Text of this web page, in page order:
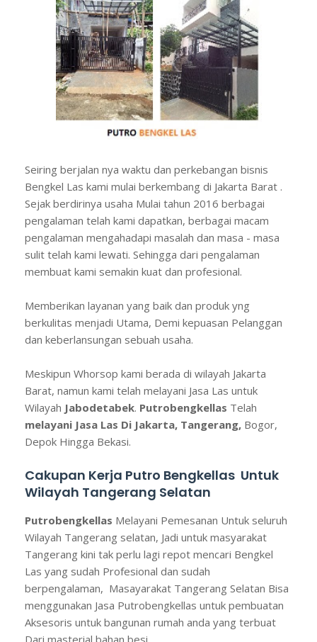
Seiring berjalan nya waktu dan perkebangan bisnis
Bengkel Las kami mulai berkembang di Jakarta Barat .
Sejak berdirinya usaha Mulai tahun 2016 berbagai
pengalaman telah kami dapatkan, berbagai macam
pengalaman mengahadapi masalah dan masa - masa
sulit telah kami lewati. Sehingga dari pengalaman
membuat kami semakin kuat dan profesional.
Memberikan layanan yang baik dan produk yng
berkulitas menjadi Utama, Demi kepuasan Pelanggan
dan keberlansungan sebuah usaha.
Meskipun Whorsop kami berada di wilayah Jakarta
Barat, namun kami telah melayani Jasa Las untuk
Wilayah Jabodetabek. Putrobengkellas Telah
melayani Jasa Las Di Jakarta, Tangerang, Bogor,
Depok Hingga Bekasi.
Cakupan Kerja Putro Bengkellas Untuk
Wilayah Tangerang Selatan
Putrobengkellas Melayani Pemesanan Untuk seluruh
Wilayah Tangerang selatan, Jadi untuk masyarakat
Tangerang kini tak perlu lagi repot mencari Bengkel
Las yang sudah Profesional dan sudah
berpengalaman, Masayarakat Tangerang Selatan Bisa
menggunakan Jasa Putrobengkellas untuk pembuatan
Aksesoris untuk bangunan rumah anda yang terbuat
Dari masterial bahan besi.